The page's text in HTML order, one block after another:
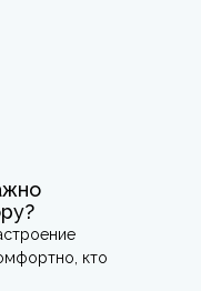
кто